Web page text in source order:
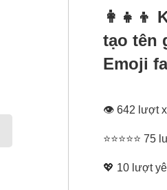
👩‍👧‍👦
tạo tên
Emoji
👁 642 lượt
⭐⭐⭐⭐⭐
💖 10 lượt